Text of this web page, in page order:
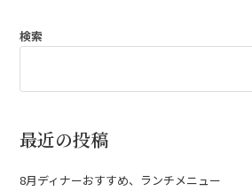
検索
最近の投稿
8月ディナーおすすめ、ランチメニュー